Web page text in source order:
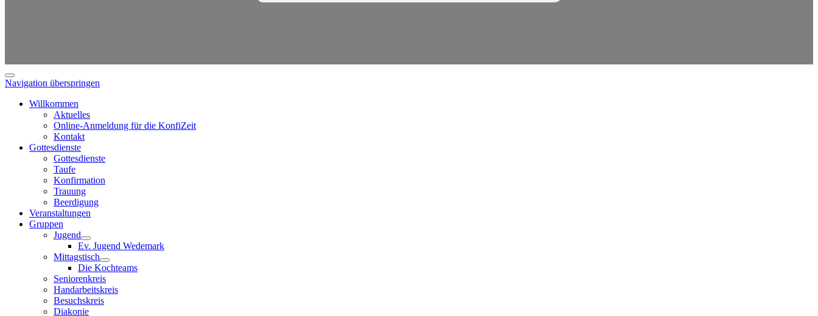
Navigation überspringen
Willkommen
Aktuelles
Online-Anmeldung für die KonfiZeit
Kontakt
Gottesdienste
Gottesdienste
Taufe
Konfirmation
Trauung
Beerdigung
Veranstaltungen
Gruppen
Jugend
Ev. Jugend Wedemark
Mittagstisch
Die Kochteams
Seniorenkreis
Handarbeitskreis
Besuchskreis
Diakonie